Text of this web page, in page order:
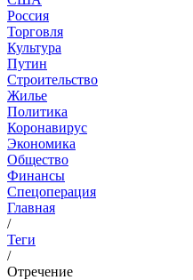
Россия
Торговля
Культура
Путин
Строительство
Жилье
Политика
Коронавирус
Экономика
Общество
Финансы
Спецоперация
Главная
/
Теги
/
Отречение